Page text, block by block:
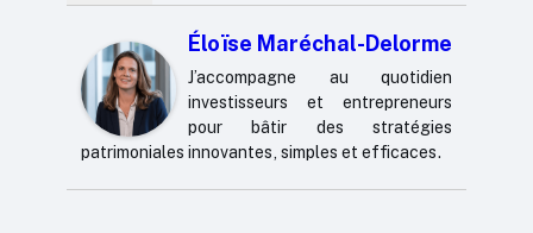
Éloïse Maréchal-Delorme
J’accompagne au quotidien
investisseurs et entrepreneurs
pour bâtir des stratégies
patrimoniales innovantes, simples et efficaces.